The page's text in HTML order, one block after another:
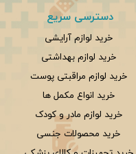
دسترسی سریع
خرید لوازم آرایشی
خرید لوازم بهداشتی
خرید لوازم مراقبتی پوست
خرید انواع مکمل ها
خرید لوازم مادر و کودک
خرید محصولات جنسی